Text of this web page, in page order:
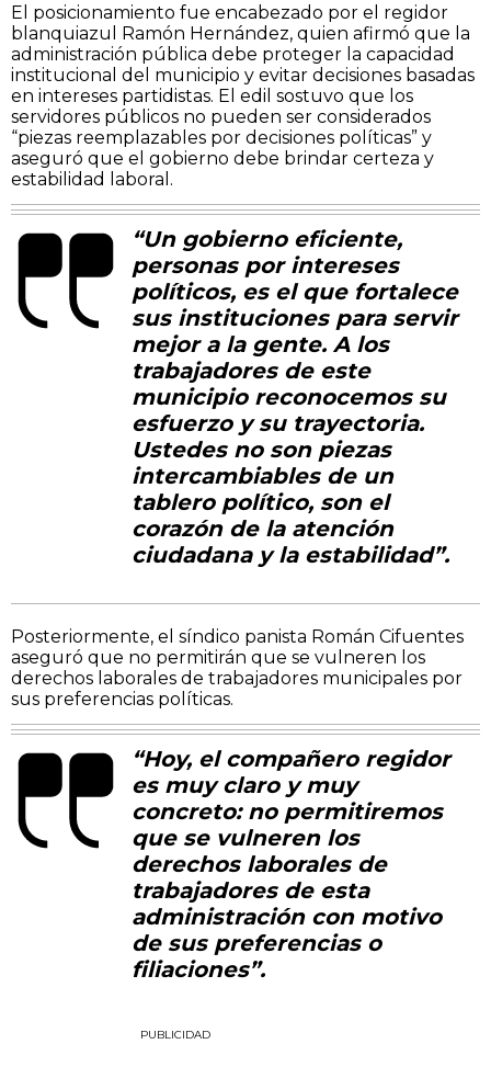
El posicionamiento fue encabezado por el regidor
blanquiazul Ramón Hernández, quien afirmó que la
administración pública debe proteger la capacidad
institucional del municipio y evitar decisiones basadas
en intereses partidistas. El edil sostuvo que los
servidores públicos no pueden ser considerados
“piezas reemplazables por decisiones políticas” y
aseguró que el gobierno debe brindar certeza y
estabilidad laboral.
“Un gobierno eficiente,
personas por intereses
políticos, es el que fortalece
sus instituciones para servir
mejor a la gente. A los
trabajadores de este
municipio reconocemos su
esfuerzo y su trayectoria.
Ustedes no son piezas
intercambiables de un
tablero político, son el
corazón de la atención
ciudadana y la estabilidad”.
Posteriormente, el síndico panista Román Cifuentes
aseguró que no permitirán que se vulneren los
derechos laborales de trabajadores municipales por
sus preferencias políticas.
“Hoy, el compañero regidor
es muy claro y muy
concreto: no permitiremos
que se vulneren los
derechos laborales de
trabajadores de esta
administración con motivo
de sus preferencias o
filiaciones”.
PUBLICIDAD